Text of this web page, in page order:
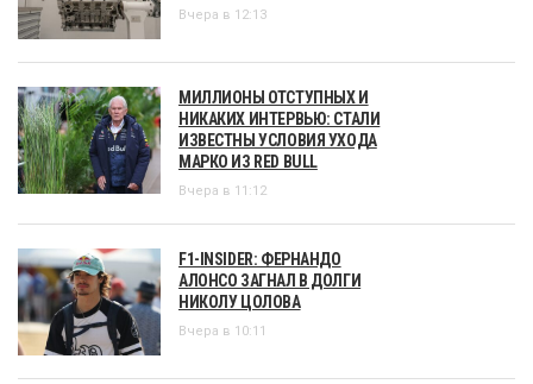
Вчера в 12:13
МИЛЛИОНЫ ОТСТУПНЫХ И
НИКАКИХ ИНТЕРВЬЮ: СТАЛИ
ИЗВЕСТНЫ УСЛОВИЯ УХОДА
МАРКО ИЗ RED BULL
Вчера в 11:12
F1-INSIDER: ФЕРНАНДО
АЛОНСО ЗАГНАЛ В ДОЛГИ
НИКОЛУ ЦОЛОВА
Вчера в 10:11